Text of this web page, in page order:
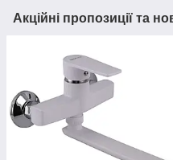
Акційні пропозиції та